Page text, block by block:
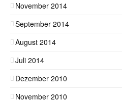
November 2014
September 2014
August 2014
Juli 2014
Dezember 2010
November 2010